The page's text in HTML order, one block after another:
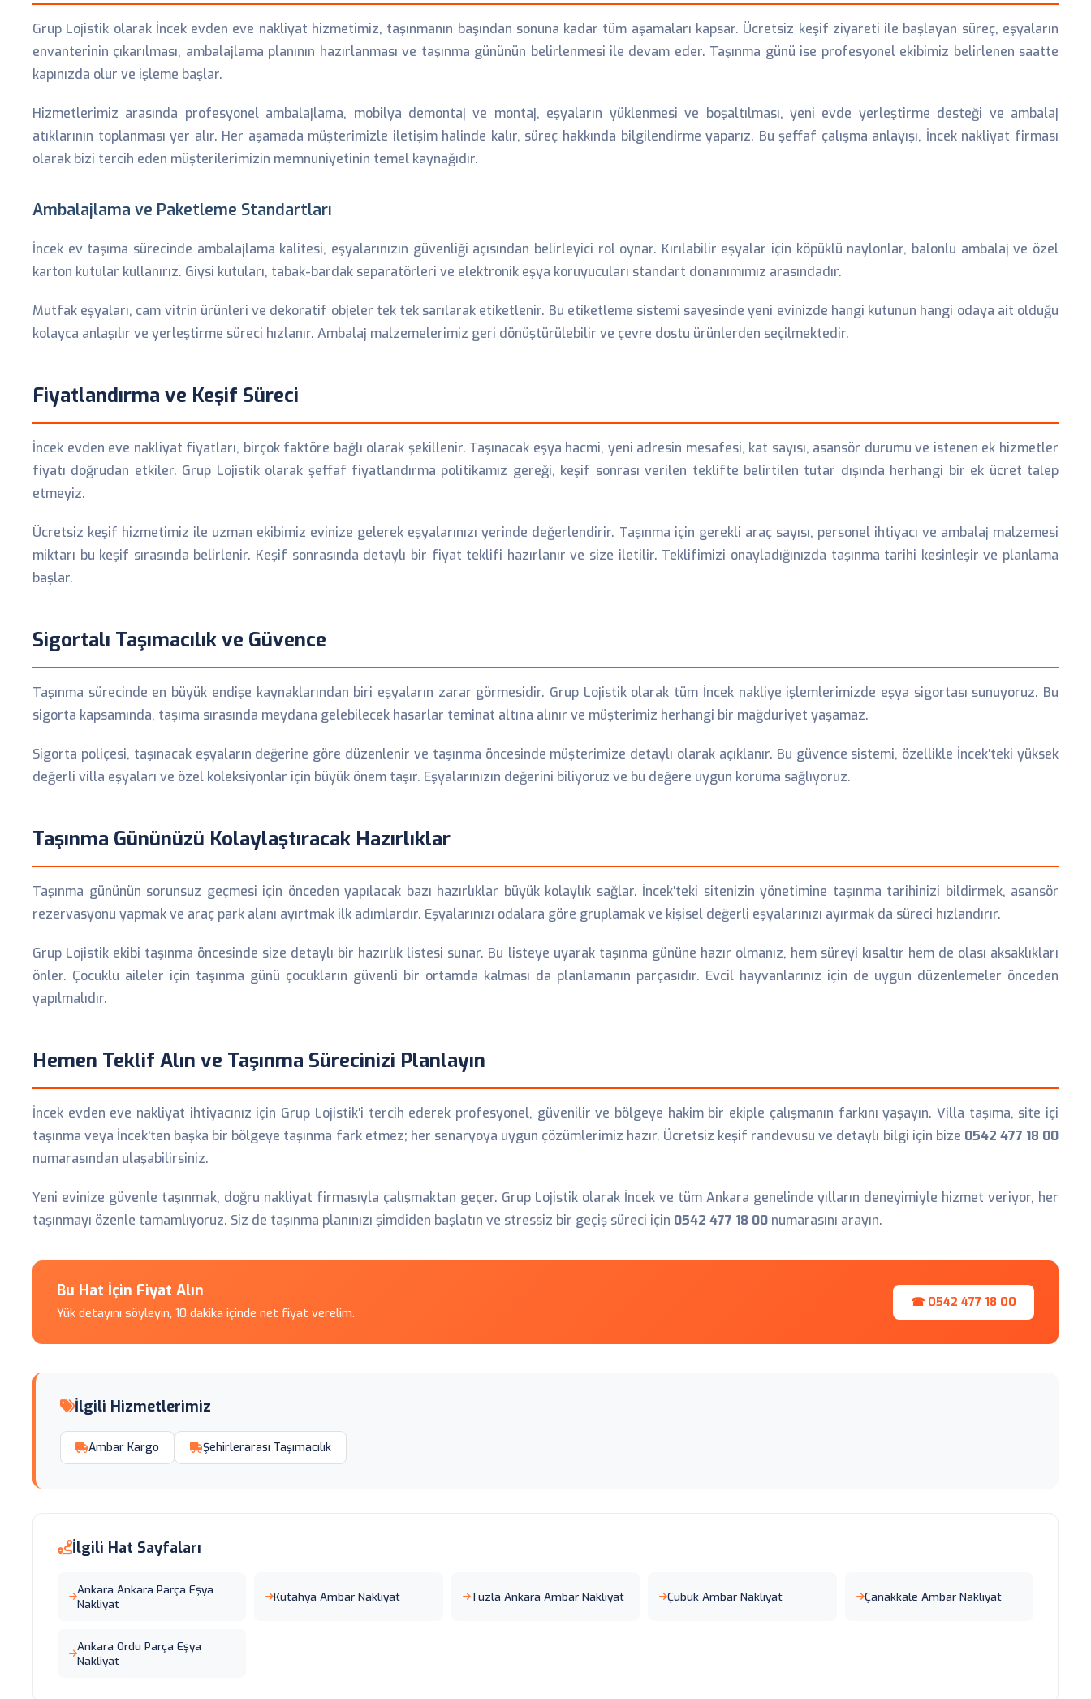
Grup Lojistik olarak İncek evden eve nakliyat hizmetimiz, taşınmanın başından sonuna kadar tüm aşamaları kapsar. Ücretsiz keşif ziyareti ile başlayan süreç, eşyaların
envanterinin çıkarılması, ambalajlama planının hazırlanması ve taşınma gününün belirlenmesi ile devam eder. Taşınma günü ise profesyonel ekibimiz belirlenen saatte
kapınızda olur ve işleme başlar.
Hizmetlerimiz arasında profesyonel ambalajlama, mobilya demontaj ve montaj, eşyaların yüklenmesi ve boşaltılması, yeni evde yerleştirme desteği ve ambalaj
atıklarının toplanması yer alır. Her aşamada müşterimizle iletişim halinde kalır, süreç hakkında bilgilendirme yaparız. Bu şeffaf çalışma anlayışı, İncek nakliyat firması
olarak bizi tercih eden müşterilerimizin memnuniyetinin temel kaynağıdır.
Ambalajlama ve Paketleme Standartları
İncek ev taşıma sürecinde ambalajlama kalitesi, eşyalarınızın güvenliği açısından belirleyici rol oynar. Kırılabilir eşyalar için köpüklü naylonlar, balonlu ambalaj ve özel
karton kutular kullanırız. Giysi kutuları, tabak-bardak separatörleri ve elektronik eşya koruyucuları standart donanımımız arasındadır.
Mutfak eşyaları, cam vitrin ürünleri ve dekoratif objeler tek tek sarılarak etiketlenir. Bu etiketleme sistemi sayesinde yeni evinizde hangi kutunun hangi odaya ait olduğu
kolayca anlaşılır ve yerleştirme süreci hızlanır. Ambalaj malzemelerimiz geri dönüştürülebilir ve çevre dostu ürünlerden seçilmektedir.
Fiyatlandırma ve Keşif Süreci
İncek evden eve nakliyat fiyatları, birçok faktöre bağlı olarak şekillenir. Taşınacak eşya hacmi, yeni adresin mesafesi, kat sayısı, asansör durumu ve istenen ek hizmetler
fiyatı doğrudan etkiler. Grup Lojistik olarak şeffaf fiyatlandırma politikamız gereği, keşif sonrası verilen teklifte belirtilen tutar dışında herhangi bir ek ücret talep
etmeyiz.
Ücretsiz keşif hizmetimiz ile uzman ekibimiz evinize gelerek eşyalarınızı yerinde değerlendirir. Taşınma için gerekli araç sayısı, personel ihtiyacı ve ambalaj malzemesi
miktarı bu keşif sırasında belirlenir. Keşif sonrasında detaylı bir fiyat teklifi hazırlanır ve size iletilir. Teklifimizi onayladığınızda taşınma tarihi kesinleşir ve planlama
başlar.
Sigortalı Taşımacılık ve Güvence
Taşınma sürecinde en büyük endişe kaynaklarından biri eşyaların zarar görmesidir. Grup Lojistik olarak tüm İncek nakliye işlemlerimizde eşya sigortası sunuyoruz. Bu
sigorta kapsamında, taşıma sırasında meydana gelebilecek hasarlar teminat altına alınır ve müşterimiz herhangi bir mağduriyet yaşamaz.
Sigorta poliçesi, taşınacak eşyaların değerine göre düzenlenir ve taşınma öncesinde müşterimize detaylı olarak açıklanır. Bu güvence sistemi, özellikle İncek'teki yüksek
değerli villa eşyaları ve özel koleksiyonlar için büyük önem taşır. Eşyalarınızın değerini biliyoruz ve bu değere uygun koruma sağlıyoruz.
Taşınma Gününüzü Kolaylaştıracak Hazırlıklar
Taşınma gününün sorunsuz geçmesi için önceden yapılacak bazı hazırlıklar büyük kolaylık sağlar. İncek'teki sitenizin yönetimine taşınma tarihinizi bildirmek, asansör
rezervasyonu yapmak ve araç park alanı ayırtmak ilk adımlardır. Eşyalarınızı odalara göre gruplamak ve kişisel değerli eşyalarınızı ayırmak da süreci hızlandırır.
Grup Lojistik ekibi taşınma öncesinde size detaylı bir hazırlık listesi sunar. Bu listeye uyarak taşınma gününe hazır olmanız, hem süreyi kısaltır hem de olası aksaklıkları
önler. Çocuklu aileler için taşınma günü çocukların güvenli bir ortamda kalması da planlamanın parçasıdır. Evcil hayvanlarınız için de uygun düzenlemeler önceden
yapılmalıdır.
Hemen Teklif Alın ve Taşınma Sürecinizi Planlayın
İncek evden eve nakliyat ihtiyacınız için Grup Lojistik'i tercih ederek profesyonel, güvenilir ve bölgeye hakim bir ekiple çalışmanın farkını yaşayın. Villa taşıma, site içi
taşınma veya İncek'ten başka bir bölgeye taşınma fark etmez; her senaryoya uygun çözümlerimiz hazır. Ücretsiz keşif randevusu ve detaylı bilgi için bize 0542 477 18 00
numarasından ulaşabilirsiniz.
Yeni evinize güvenle taşınmak, doğru nakliyat firmasıyla çalışmaktan geçer. Grup Lojistik olarak İncek ve tüm Ankara genelinde yılların deneyimiyle hizmet veriyor, her
taşınmayı özenle tamamlıyoruz. Siz de taşınma planınızı şimdiden başlatın ve stressiz bir geçiş süreci için 0542 477 18 00 numarasını arayın.
Bu Hat İçin Fiyat Alın
Yük detayını söyleyin, 10 dakika içinde net fiyat verelim.
☎ 0542 477 18 00
İlgili Hizmetlerimiz
Ambar Kargo Şehirlerarası Taşımacılık
İlgili Hat Sayfaları
Ankara Ankara Parça Eşya
Nakliyat
Kütahya Ambar Nakliyat Tuzla Ankara Ambar Nakliyat Çubuk Ambar Nakliyat Çanakkale Ambar Nakliyat
Ankara Ordu Parça Eşya
Nakliyat